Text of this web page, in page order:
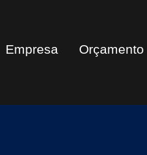
Empresa Orçamento